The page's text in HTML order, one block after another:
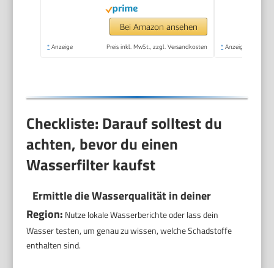
verlängert die
Lebensdauer,
reduziert
Kalkablagerungen
Bei Amazon ansehen
* Anzeige Preis inkl. MwSt., zzgl. Versandkosten * Anzeige
Checkliste: Darauf solltest du
achten, bevor du einen
Wasserfilter kaufst
Ermittle die Wasserqualität in deiner
Region: Nutze lokale Wasserberichte oder lass dein
Wasser testen, um genau zu wissen, welche Schadstoffe
enthalten sind.